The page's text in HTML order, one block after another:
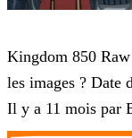
Kingdom 850
les images ? Date
Il y a 11 mois par